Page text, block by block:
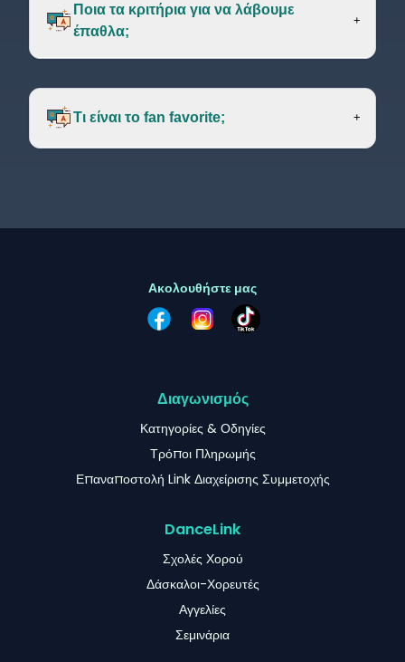
Ποια τα κριτήρια για να λάβουμε
έπαθλα;
+
Τι είναι το fan favorite; +
Ακολουθήστε μας
Διαγωνισμός
Κατηγορίες & Οδηγίες
Τρόποι Πληρωμής
Επαναποστολή Link Διαχείρισης Συμμετοχής
DanceLink
Σχολές Χορού
Δάσκαλοι-Χορευτές
Αγγελίες
Σεμινάρια